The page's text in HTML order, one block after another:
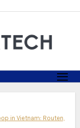
in Vietnam: Routen,